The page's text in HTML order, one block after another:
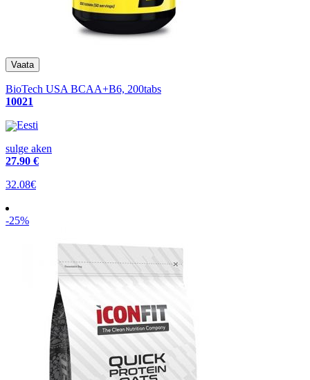
BioTech USA BCAA+B6, 200tabs
10021
Eesti
sulge aken
27.90 €
32.08€
-25%